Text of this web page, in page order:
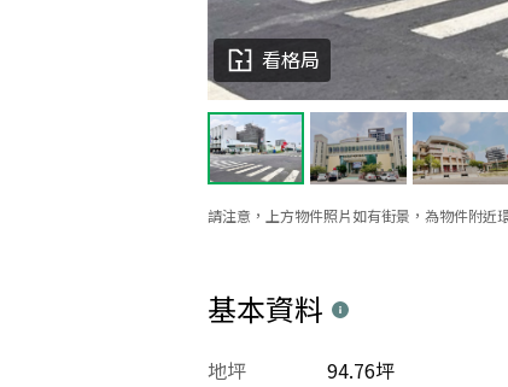
請注意，上方物件照片如有街景，為物件附近
看格局
基本資料
地坪 94.76坪